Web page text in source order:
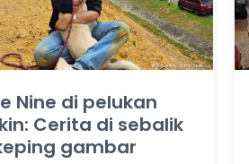
Nine di pelukan
Cerita di sebalik
gambar